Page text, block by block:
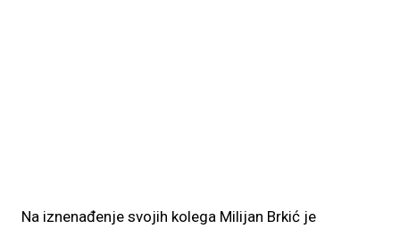
Na iznenađenje svojih kolega Milijan Brkić je